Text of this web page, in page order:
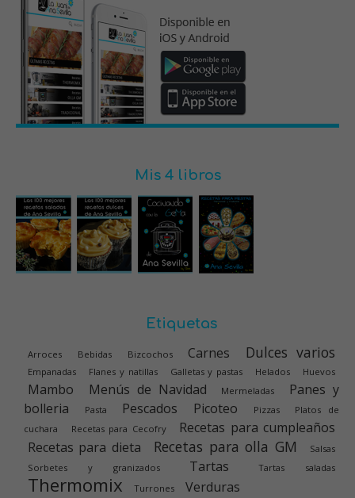
Mis 4 libros
Etiquetas
Arroces Bebidas Bizcochos Carnes Dulces varios
Empanadas Flanes y natillas Galletas y pastas Helados Huevos
Mambo Menús de Navidad Mermeladas
Panes y
bolleria
Pasta Pescados Picoteo Pizzas
Platos de
cuchara
Recetas para Cecofry
Recetas para cumpleaños
Recetas para dieta
Recetas para olla GM
Salsas
Sorbetes y granizados
Tartas Tartas saladas
Thermomix Turrones Verduras